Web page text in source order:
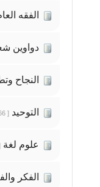
الفقه
دواوين
النجاح
التوحيد [ 166 ]
علوم لغة ]
الفكر